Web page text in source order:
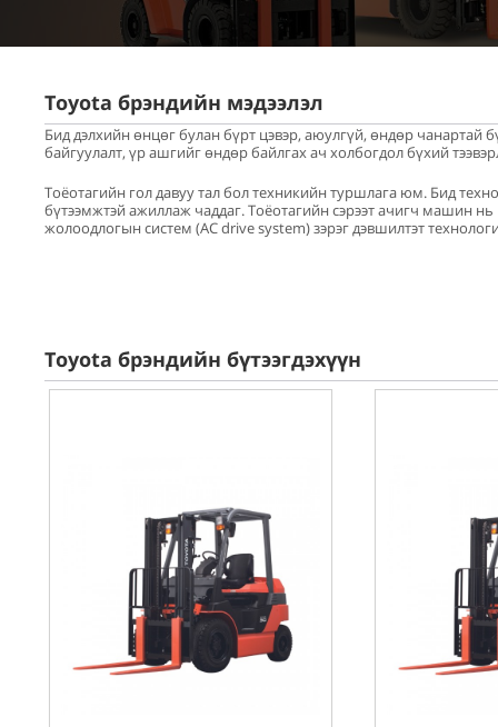
Toyota брэндийн мэдээлэл
Бид дэлхийн өнцөг булан бүрт цэвэр, аюулгүй, өндөр чанартай
байгуулалт, үр ашгийг өндөр байлгах ач холбогдол бүхий
Тоёотагийн гол давуу тал бол техникийн туршлага юм. Бид
бүтээмжтэй ажиллаж чаддаг. Тоёотагийн сэрээт ачигч машин
жолоодлогын систем (AC drive system) зэрэг дэвшилтэт
Toyota брэндийн бүтээгдэхүүн